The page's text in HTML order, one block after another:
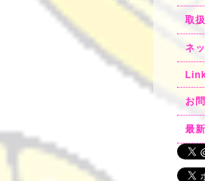
取
ネ
お
最